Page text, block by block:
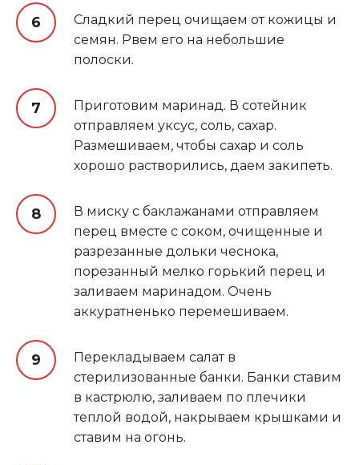
Сладкий перец очищаем от кожицы и
семян. Рвем его на небольшие
полоски.
Приготовим маринад. В сотейник
отправляем уксус, соль, сахар.
Размешиваем, чтобы сахар и соль
хорошо растворились, даем закипеть.
В миску с баклажанами отправляем
перец вместе с соком, очищенные и
разрезанные дольки чеснока,
порезанный мелко горький перец и
заливаем маринадом. Очень
аккуратненько перемешиваем.
Перекладываем салат в
стерилизованные банки. Банки ставим
в кастрюлю, заливаем по плечики
теплой водой, накрываем крышками и
ставим на огонь.